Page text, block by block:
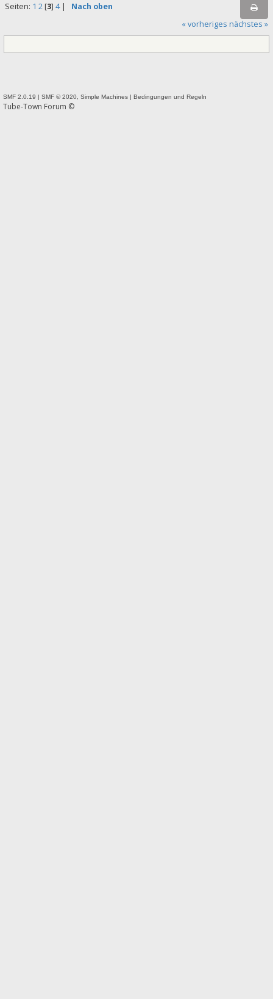
Seiten: 1 2[3] 4| Nach oben
« vorheriges nächstes »
SMF 2.0.19 SMF © 2020, Simple Machines Bedingungen und Regeln
Tube-Town Forum ©